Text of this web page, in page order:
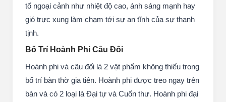
tố ngoại cảnh như nhiệt độ cao, ánh sáng mạnh hay
gió trực xung làm chạm tới sự an tĩnh của sự thanh
tịnh.
Bố Trí Hoành Phi Câu Đối
Hoành phi và câu đối là 2 vật phẩm không thiếu trong
bố trí bàn thờ gia tiên. Hoành phi được treo ngay trên
bàn và có 2 loại là Đại tự và Cuốn thư. Hoành phi đại